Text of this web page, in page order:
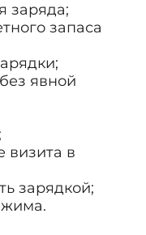
заряда;
запаса
явной
визита в
зарядкой;